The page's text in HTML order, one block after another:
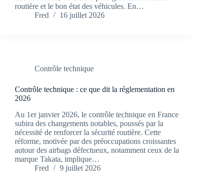
routière et le bon état des véhicules. En…
Fred
16 juillet 2026
Contrôle technique
Contrôle technique : ce que dit la réglementation en
2026
Au 1er janvier 2026, le contrôle technique en France
subira des changements notables, poussés par la
nécessité de renforcer la sécurité routière. Cette
réforme, motivée par des préoccupations croissantes
autour des airbags défectueux, notamment ceux de la
marque Takata, implique…
Fred
9 juillet 2026